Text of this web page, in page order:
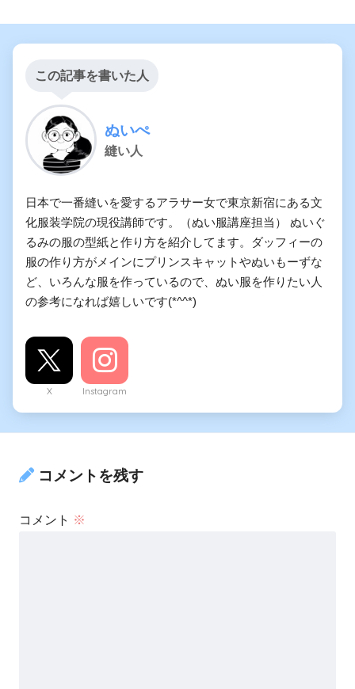
この記事を書いた人
ぬいぺ
縫い人
日本で一番縫いを愛するアラサー女で東京新宿にある文
化服装学院の現役講師です。（ぬい服講座担当） ぬいぐ
るみの服の型紙と作り方を紹介してます。ダッフィーの
服の作り方がメインにプリンスキャットやぬいもーずな
ど、いろんな服を作っているので、ぬい服を作りたい人
の参考になれば嬉しいです(*^^*)
X Instagram
コメントを残す
コメント ※